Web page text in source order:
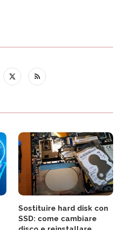
Sostituire hard disk con
SSD: come cambiare